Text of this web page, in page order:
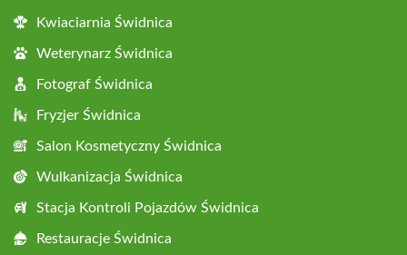
Kwiaciarnia Świdnica
Weterynarz Świdnica
Fotograf Świdnica
Fryzjer Świdnica
Salon Kosmetyczny Świdnica
Wulkanizacja Świdnica
Stacja Kontroli Pojazdów Świdnica
Restauracje Świdnica